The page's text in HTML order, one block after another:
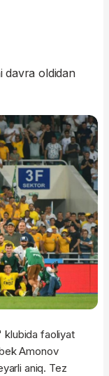
oldidan
klubida faoliyat
Amonov
aniq. Tez